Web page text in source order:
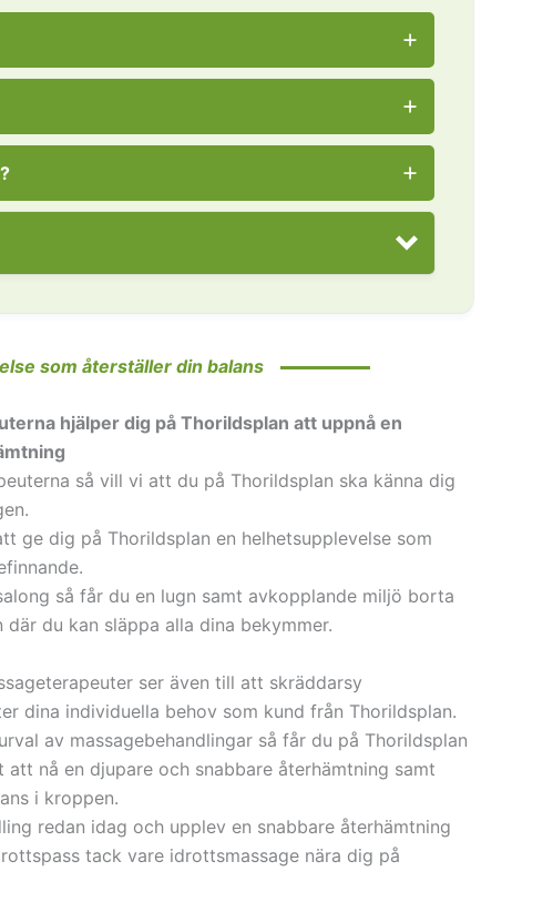
annat:
Birger Sjöbergs Väg,
Palmbladsvägen, Pipersgatan,
Pär Lagerqvists gata, Runiusgatan,
Eriksgatan, Sankt Göransgatan, Signalgränd,
Stiernhielmsvägen, Svedbergsstigen,
Fredhällsgatan,
Geijersvägen,
Hantverkargatan,
som återställer din balans
hjälper dig på Thorildsplan att uppnå en
så vill vi att du på Thorildsplan ska känna dig
ge dig på Thorildsplan en helhetsupplevelse som
så får du en lugn samt avkopplande miljö borta
där du kan släppa alla dina bekymmer.
ser även till att skräddarsy
dina individuella behov som kund från Thorildsplan.
av massagebehandlingar så får du på Thorildsplan
att nå en djupare och snabbare återhämtning samt
i kroppen.
redan idag och upplev en snabbare återhämtning
tack vare idrottsmassage nära dig på